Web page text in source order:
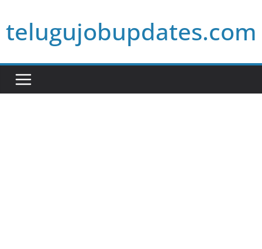
to
content
telugujobupdates.com